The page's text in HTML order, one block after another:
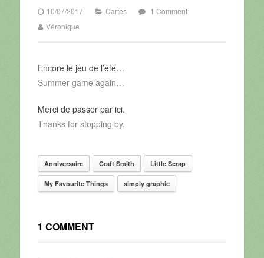
10/07/2017 Cartes
1 Comment
Véronique
Encore le jeu de l’été…
Summer game again…
Merci de passer par ici.
Thanks for stopping by.
Anniversaire Craft Smith Little Scrap
My Favourite Things simply graphic
1 COMMENT